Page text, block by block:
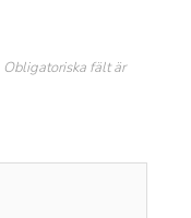
Obligatoriska fält är